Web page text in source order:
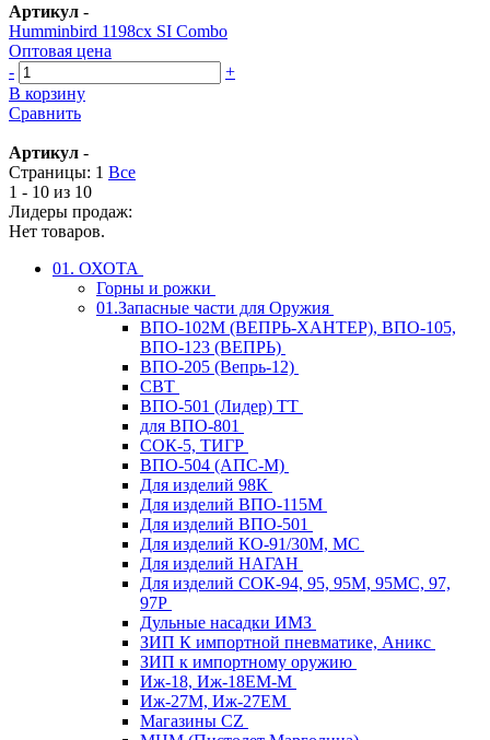
Артикул -
Humminbird 1198cx SI Combo
Оптовая цена
-
+
В корзину
Сравнить
Артикул -
Страницы: 1 Все
1 - 10 из 10
Лидеры продаж:
Нет товаров.
01. ОХОТА
Горны и рожки
01.Запасные части для Оружия
ВПО-102М (ВЕПРЬ-ХАНТЕР), ВПО-105,
ВПО-123 (ВЕПРЬ)
ВПО-205 (Вепрь-12)
СВТ
ВПО-501 (Лидер) ТТ
для ВПО-801
СОК-5, ТИГР
ВПО-504 (АПС-М)
Для изделий 98К
Для изделий ВПО-115М
Для изделий ВПО-501
Для изделий КО-91/30М, МС
Для изделий НАГАН
Для изделий СОК-94, 95, 95М, 95МС, 97,
97Р
Дульные насадки ИМЗ
ЗИП К импортной пневматике, Аникс
ЗИП к импортному оружию
Иж-18, Иж-18ЕМ-М
Иж-27М, Иж-27ЕМ
Магазины CZ